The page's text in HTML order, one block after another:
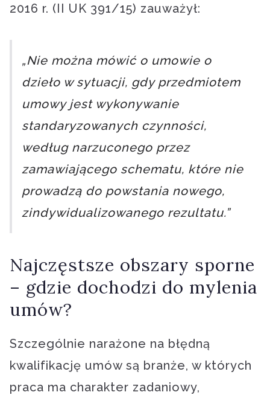
2016 r. (II UK 391/15) zauważył:
„Nie można mówić o umowie o
dzieło w sytuacji, gdy przedmiotem
umowy jest wykonywanie
standaryzowanych czynności,
według narzuconego przez
zamawiającego schematu, które nie
prowadzą do powstania nowego,
zindywidualizowanego rezultatu.”
Najczęstsze obszary sporne
– gdzie dochodzi do mylenia
umów?
Szczególnie narażone na błędną
kwalifikację umów są branże, w których
praca ma charakter zadaniowy,